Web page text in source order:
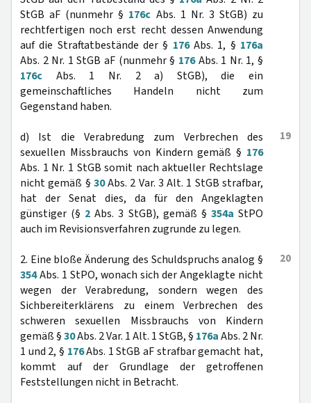
StGB aF (nunmehr § 176c Abs. 1 Nr. 3 StGB) zu
rechtfertigen noch erst recht dessen Anwendung
auf die Straftatbestände der § 176Abs. 1, § 176a
Abs. 2 Nr. 1 StGB aF (nunmehr § 176Abs. 1 Nr. 1, §
176c Abs. 1 Nr. 2 a) StGB), die ein
gemeinschaftliches Handeln nicht zum
Gegenstand haben.
19
d) Ist die Verabredung zum Verbrechen des
sexuellen Missbrauchs von Kindern gemäß § 176
Abs. 1 Nr. 1 StGB somit nach aktueller Rechtslage
nicht gemäß § 30Abs. 2 Var. 3 Alt. 1 StGB strafbar,
hat der Senat dies, da für den Angeklagten
günstiger (§ 2 Abs. 3 StGB), gemäß § 354a StPO
auch im Revisionsverfahren zugrunde zu legen.
20
2. Eine bloße Änderung des Schuldspruchs analog §
354Abs. 1 StPO, wonach sich der Angeklagte nicht
wegen der Verabredung, sondern wegen des
Sichbereiterklärens zu einem Verbrechen des
schweren sexuellen Missbrauchs von Kindern
gemäß §30Abs. 2 Var. 1 Alt. 1 StGB, § 176aAbs. 2 Nr.
1 und 2, § 176Abs. 1 StGB aF strafbar gemacht hat,
kommt auf der Grundlage der getroffenen
Feststellungen nicht in Betracht.